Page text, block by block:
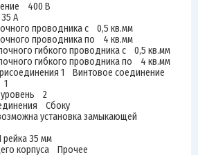
400 В
А
проводника с 0,5 кв.мм
проводника по 4 кв.мм
гибкого проводника с 0,5 кв.мм
гибкого проводника по 4 кв.мм
1 Винтовое соединение
1
уровень 2
Сбоку
установка замыкающей
35 мм
корпуса Прочее